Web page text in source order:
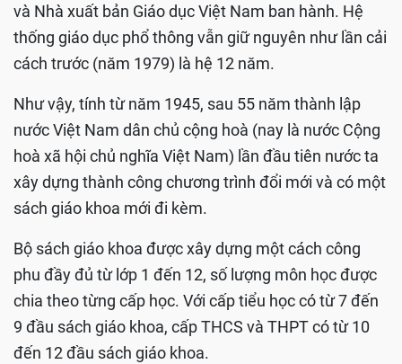
và Nhà xuất bản Giáo dục Việt Nam ban hành. Hệ
thống giáo dục phổ thông vẫn giữ nguyên như lần cải
cách trước (năm 1979) là hệ 12 năm.
Như vậy, tính từ năm 1945, sau 55 năm thành lập
nước Việt Nam dân chủ cộng hoà (nay là nước Cộng
hoà xã hội chủ nghĩa Việt Nam) lần đầu tiên nước ta
xây dựng thành công chương trình đổi mới và có một
sách giáo khoa mới đi kèm.
Bộ sách giáo khoa được xây dựng một cách công
phu đầy đủ từ lớp 1 đến 12, số lượng môn học được
chia theo từng cấp học. Với cấp tiểu học có từ 7 đến
9 đầu sách giáo khoa, cấp THCS và THPT có từ 10
đến 12 đầu sách giáo khoa.